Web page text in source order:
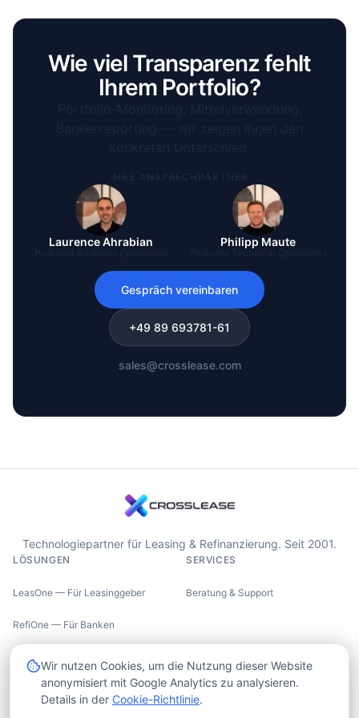
Wie viel Transparenz fehlt
Ihrem Portfolio?
Laurence Ahrabian Philipp Maute
Gespräch vereinbaren
+49 89 693781-61
sales@crosslease.com
Technologiepartner für Leasing & Refinanzierung. Seit 2001.
LÖSUNGEN
LeasOne — Für Leasinggeber
RefiOne — Für Banken
SERVICES
Beratung & Support
UNTERNEHMEN
Über uns
RECHTLICHES
Impressum
Wir nutzen Cookies, um die Nutzung dieser Website
anonymisiert mit Google Analytics zu analysieren.
Details in der Cookie-Richtlinie.